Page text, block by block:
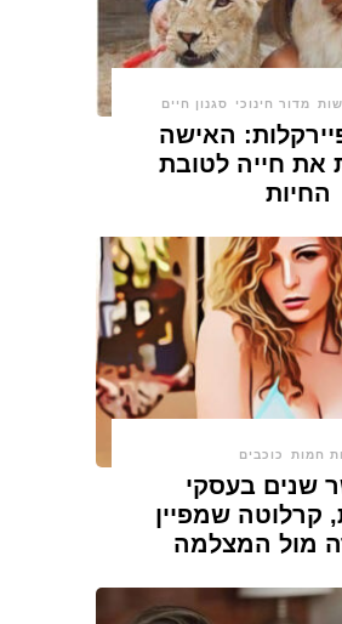
מדור חינוכי סגנון חיים
האישה
חייה לטובת
החיות
חמות כוכבים
שנים בעסקי
קרלוטה שמפיין
מול המצלמה